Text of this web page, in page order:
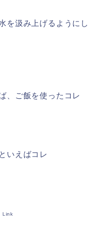
を汲み上げるようにし
、ご飯を使ったコレ
いえばコレ
Link